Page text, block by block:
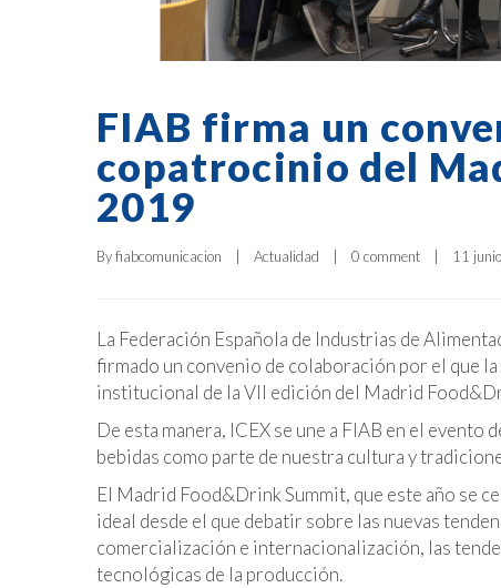
FIAB firma un
copatrocinio del
2019
By fiabcomunicacion Actualidad 0 comment 11
La Federación Española de Industrias de
firmado un convenio de colaboración por el que
institucional de la VII edición del Madrid
De esta manera, ICEX se une a FIAB en el
bebidas como parte de nuestra cultura y
El Madrid Food&Drink Summit, que este año se
ideal desde el que debatir sobre las nuevas
comercialización e internacionalización, las
tecnológicas de la producción.